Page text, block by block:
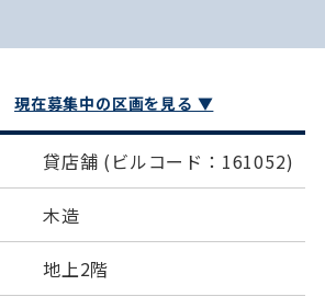
現在募集中の区画を見る ▼
貸店舗 (ビルコード：161052)
木造
地上2階